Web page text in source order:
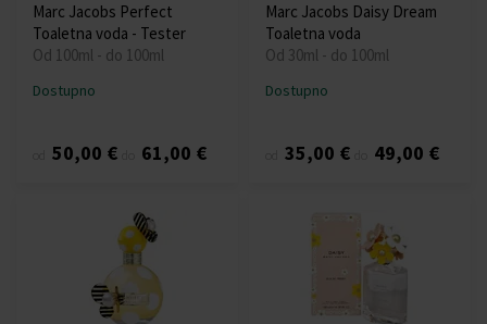
Marc Jacobs Perfect
Toaletna voda - Tester
Od 100ml - do 100ml
Dostupno
50,00 € 61,00 €
Marc Jacobs Daisy Dream
Toaletna voda
Od 30ml - do 100ml
Dostupno
35,00 € 49,00 €